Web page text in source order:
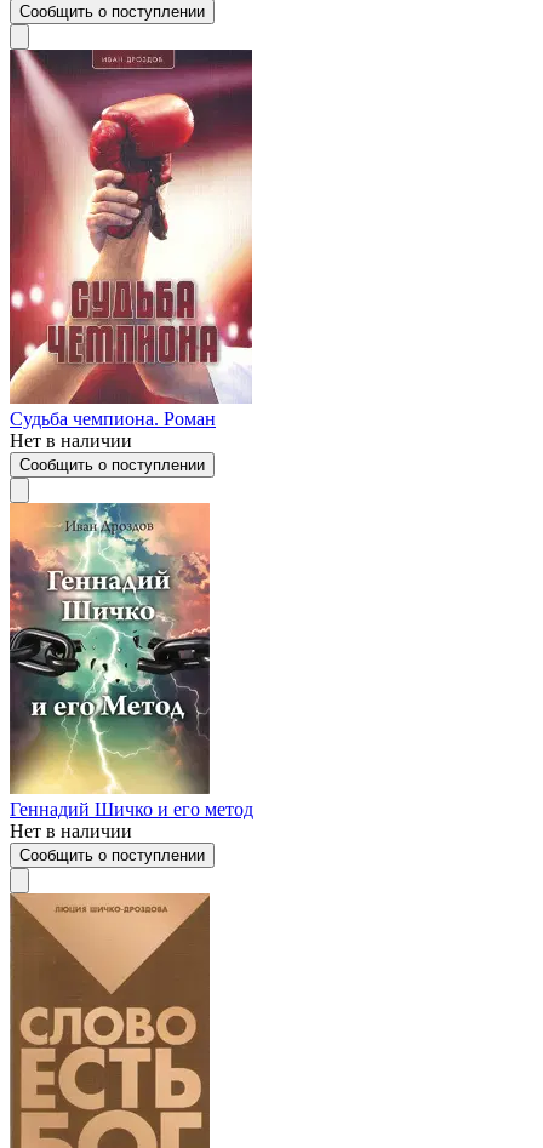
Сообщить о поступлении
Судьба чемпиона. Роман
Нет в наличии
Сообщить о поступлении
Геннадий Шичко и его метод
Нет в наличии
Сообщить о поступлении